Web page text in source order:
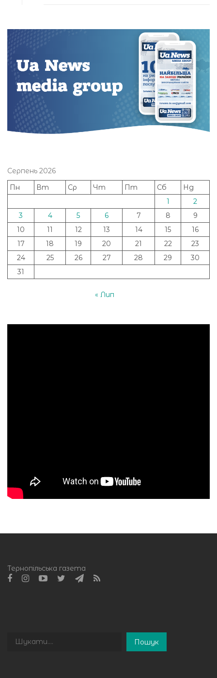
Серпень 2026
Пн
Вт Ср Чт Пт Сб
Нд
1
2
3
4 5 6 7 8
9
10
11 12 13 14 15
16
17
18 19 20 21 22
23
24
25 26 27 28 29
30
31
« Лип
Тернопільська газета
Пошук
Пошук